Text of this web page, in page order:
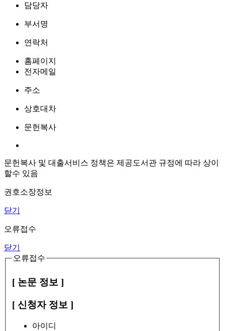
담당자
부서명
연락처
홈페이지
전자메일
주소
상호대차
문헌복사
문헌복사 및 대출서비스 정책은 제공도서관 규정에 따라 상이
할수 있음
권호소장정보
닫기
오류접수
닫기
오류접수
[ 논문 정보 ]
[ 신청자 정보 ]
아이디